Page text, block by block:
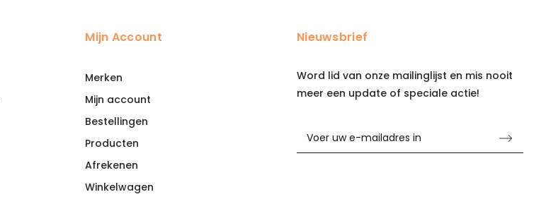
Mijn Account
Merken
Mijn account
Bestellingen
Producten
Afrekenen
Winkelwagen
Nieuwsbrief
Word lid van onze mailinglijst en mis nooit
meer een update of speciale actie!